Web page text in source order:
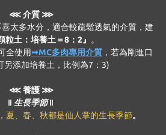
⋘介質 ⋙
太多水分，適合較疏鬆透氣的介質，建
粒土：培養土＝8：2』
。
全使用➟MC多肉專用介質，若為剛進口
另添加培養土，比例為7：3)
⋘ 養護 ⋙
‖ 生長季節 ‖
夏、春、秋都是仙人掌的生長季節。